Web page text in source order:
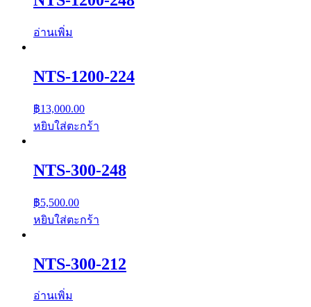
อ่านเพิ่ม
NTS-1200-224
฿13,000.00
หยิบใส่ตะกร้า
NTS-300-248
฿5,500.00
หยิบใส่ตะกร้า
NTS-300-212
อ่านเพิ่ม